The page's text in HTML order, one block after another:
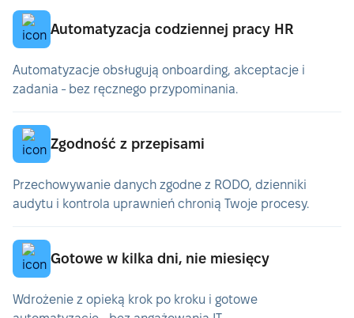
Automatyzacja codziennej pracy HR
Automatyzacje obsługują onboarding, akceptacje i
zadania - bez ręcznego przypominania.
Zgodność z przepisami
Przechowywanie danych zgodne z RODO, dzienniki
audytu i kontrola uprawnień chronią Twoje procesy.
Gotowe w kilka dni, nie miesięcy
Wdrożenie z opieką krok po kroku i gotowe